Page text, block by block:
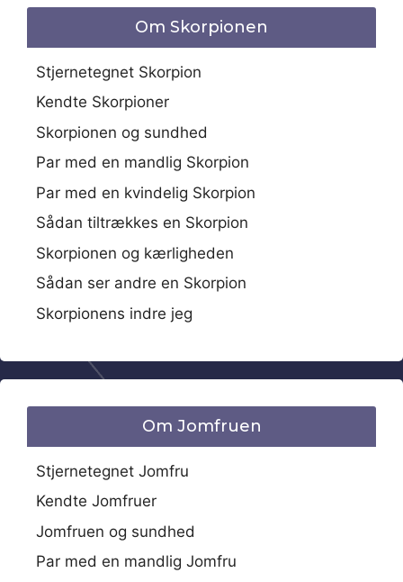
Om Skorpionen
Stjernetegnet Skorpion
Kendte Skorpioner
Skorpionen og sundhed
Par med en mandlig Skorpion
Par med en kvindelig Skorpion
Sådan tiltrækkes en Skorpion
Skorpionen og kærligheden
Sådan ser andre en Skorpion
Skorpionens indre jeg
Om Jomfruen
Stjernetegnet Jomfru
Kendte Jomfruer
Jomfruen og sundhed
Par med en mandlig Jomfru